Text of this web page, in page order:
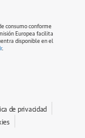
consumo conforme
Europea facilita
disponible en el
.
de privacidad